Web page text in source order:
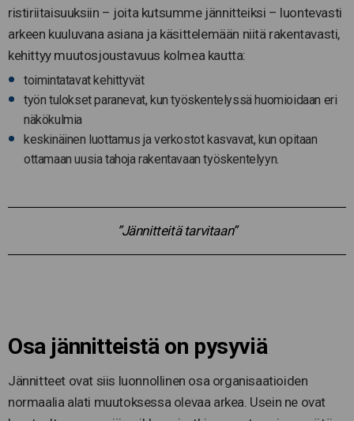
ristiriitaisuuksiin – joita kutsumme jännitteiksi – luontevasti
arkeen kuuluvana asiana ja käsittelemään niitä rakentavasti,
kehittyy muutosjoustavuus kolmea kautta:
toimintatavat kehittyvät
työn tulokset paranevat, kun työskentelyssä huomioidaan eri
näkökulmia
keskinäinen luottamus ja verkostot kasvavat, kun opitaan
ottamaan uusia tahoja rakentavaan työskentelyyn.
”Jännitteitä tarvitaan”
Osa jännitteistä on pysyviä
Jännitteet ovat siis luonnollinen osa organisaatioiden
normaalia alati muutoksessa olevaa arkea. Usein ne ovat